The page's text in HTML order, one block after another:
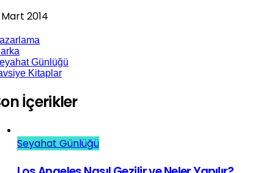
2014
Günlüğü
Kitaplar
İçerikler
Seyahat Günlüğü